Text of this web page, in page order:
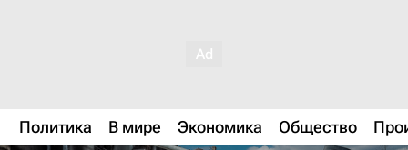
Политика В мире Экономика Общество